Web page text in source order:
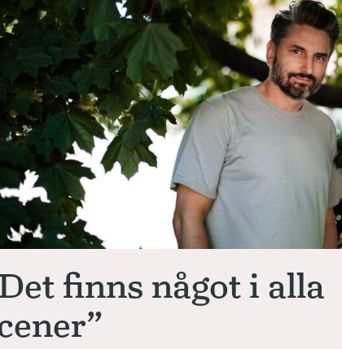
finns något i alla